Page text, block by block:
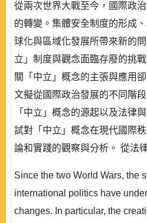
從兩次世界大戰至今，國際政
的轉變。集體安全制度的形成
球化與區域化發展所帶來新的
立」制度與觀念面臨存廢的挑
關「中立」概念的主張與應用
文擬從國際政治發展的不同階
「中立」概念的源起以及法律
試對「中立」概念在現代國際
論和實踐的觀察與分析。 從法
Since the two World Wars, the
international politics have
changes. In particular, the